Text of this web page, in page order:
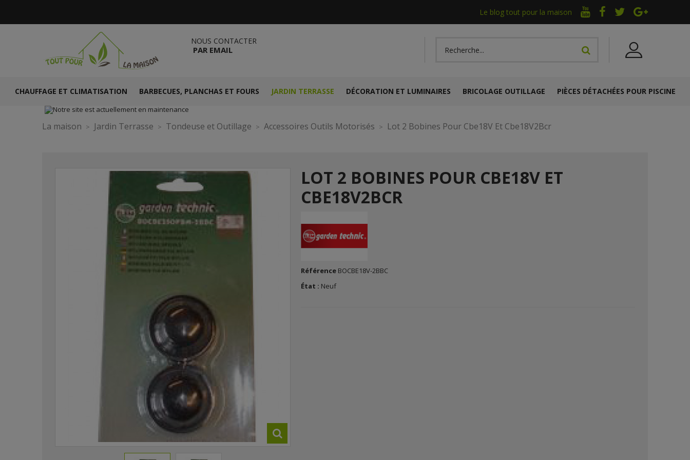
Le blog tout pour la maison
NOUS CONTACTER
PAR EMAIL
CHAUFFAGE ET CLIMATISATION BARBECUES, PLANCHAS ET FOURS JARDIN TERRASSE DÉCORATION ET LUMINAIRES BRICOLAGE OUTILLAGE PIÈCES DÉTACHÉES POUR PISCINE
La maison Jardin Terrasse Tondeuse et Outillage Accessoires Outils Motorisés Lot 2 Bobines Pour Cbe18V Et Cbe18V2Bcr
LOT 2 BOBINES POUR CBE18V ET
CBE18V2BCR
Référence BOCBE18V-2BBC
État : Neuf